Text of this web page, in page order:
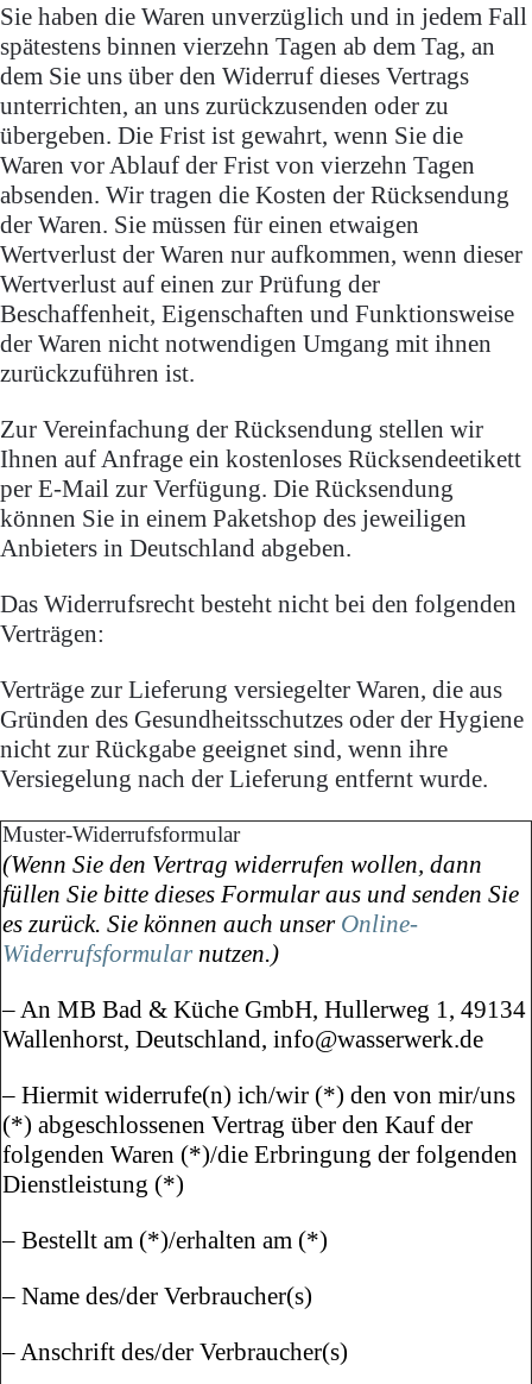
Sie haben die Waren unverzüglich und in jedem Fall
spätestens binnen vierzehn Tagen ab dem Tag, an
dem Sie uns über den Widerruf dieses Vertrags
unterrichten, an uns zurückzusenden oder zu
übergeben. Die Frist ist gewahrt, wenn Sie die
Waren vor Ablauf der Frist von vierzehn Tagen
absenden. Wir tragen die Kosten der Rücksendung
der Waren. Sie müssen für einen etwaigen
Wertverlust der Waren nur aufkommen, wenn dieser
Wertverlust auf einen zur Prüfung der
Beschaffenheit, Eigenschaften und Funktionsweise
der Waren nicht notwendigen Umgang mit ihnen
zurückzuführen ist.
Zur Vereinfachung der Rücksendung stellen wir
Ihnen auf Anfrage ein kostenloses Rücksendeetikett
per E-Mail zur Verfügung. Die Rücksendung
können Sie in einem Paketshop des jeweiligen
Anbieters in Deutschland abgeben.
Das Widerrufsrecht besteht nicht bei den folgenden
Verträgen:
Verträge zur Lieferung versiegelter Waren, die aus
Gründen des Gesundheitsschutzes oder der Hygiene
nicht zur Rückgabe geeignet sind, wenn ihre
Versiegelung nach der Lieferung entfernt wurde.
Muster-Widerrufsformular
(Wenn Sie den Vertrag widerrufen wollen, dann
füllen Sie bitte dieses Formular aus und senden Sie
es zurück. Sie können auch unser Online-
Widerrufsformularnutzen.)
– An MB Bad & Küche GmbH, Hullerweg 1, 49134
Wallenhorst, Deutschland, info@wasserwerk.de
– Hiermit widerrufe(n) ich/wir (*) den von mir/uns
(*) abgeschlossenen Vertrag über den Kauf der
folgenden Waren (*)/die Erbringung der folgenden
Dienstleistung (*)
– Bestellt am (*)/erhalten am (*)
– Name des/der Verbraucher(s)
– Anschrift des/der Verbraucher(s)